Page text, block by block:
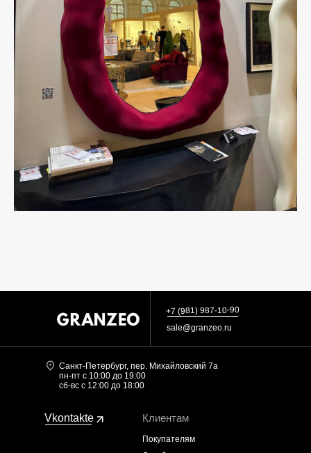
Клиентам
Покупателям
Vkontakte
+7 (981) 987-10-90
sale@granzeo.ru
Санкт-Петербург, пер. Михайловский 7а
пн-пт с 10:00 до 19:00
сб-вс с 12:00 до 18:00